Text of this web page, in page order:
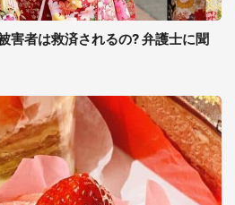
害者は救済されるの? 弁護士に聞